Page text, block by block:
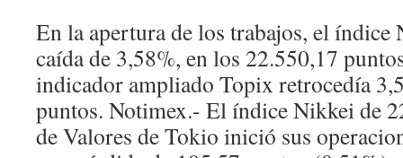
En la apertura de los trabajos, el índice
caída de 3,58%, en los 22.550,17
indicador ampliado Topix retrocedía
puntos. Notimex.- El índice Nikkei de
de Valores de Tokio inició sus